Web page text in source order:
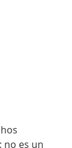
no es un